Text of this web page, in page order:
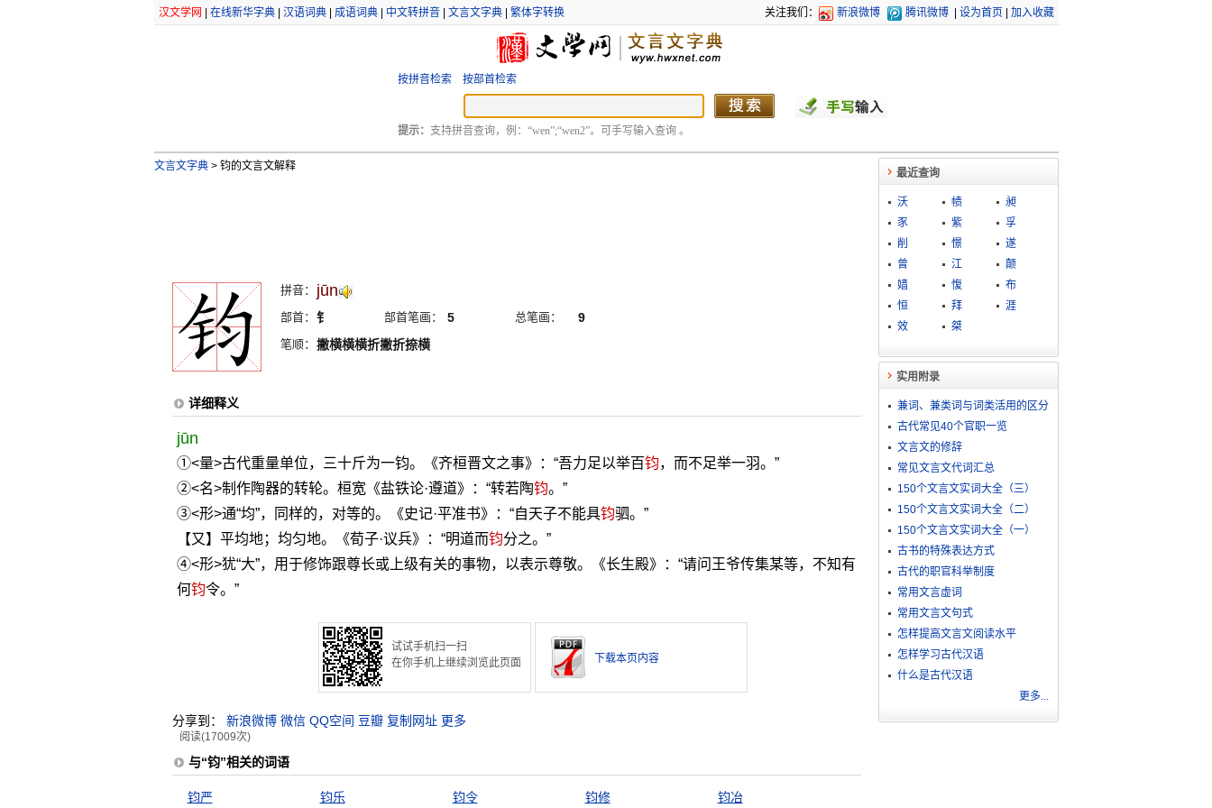
汉文学网 在线新华字典| 汉语词典| 成语词典| 中文转拼音| 文言文字典| 繁体字转换 关注我们： 新浪微博 腾讯微博 设为首页 加入收藏
按拼音检索 按部首检索
提示： 支持拼音查询，例：“wen”;“wen2”。可手写输入查询 。
文言文字典 >钧的文言文解释
拼音： jūn
部首： 钅 部首笔画： 5 总笔画： 9
笔顺： 撇横横横折撇折捺横
详细释义
jūn
①<量>古代重量单位，三十斤为一钧。《齐桓晋文之事》：“吾力足以举百钧，而不足举一羽。”
②<名>制作陶器的转轮。桓宽《盐铁论·遵道》：“转若陶钧。”
③<形>通“均”，同样的，对等的。《史记·平准书》：“自天子不能具钧驷。”
【又】平均地；均匀地。《荀子·议兵》：“明道而钧分之。”
④<形>犹“大”，用于修饰跟尊长或上级有关的事物，以表示尊敬。《长生殿》：“请问王爷传集某等，不知有
何钧令。”
试试手机扫一扫
在你手机上继续浏览此页面
下载本页内容
分享到： 新浪微博 微信 QQ空间 豆瓣 复制网址 更多
阅读(17009次)
与“钧”相关的词语
钧严 钧乐 钧令 钧修 钧冶
最近查询
沃 帻
昶
豕
紫
孚
削
憬
遂
曾
江
颠
嫱
愎
布
恒
拜
涯
效
桀
实用附录
兼词、兼类词与词类活用的区分
古代常见40个官职一览
文言文的修辞
常见文言文代词汇总
150个文言文实词大全（三）
150个文言文实词大全（二）
150个文言文实词大全（一）
古书的特殊表达方式
古代的职官科举制度
常用文言虚词
常用文言文句式
怎样提高文言文阅读水平
怎样学习古代汉语
什么是古代汉语
更多...